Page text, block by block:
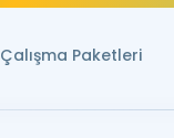
Çalışma Paketleri